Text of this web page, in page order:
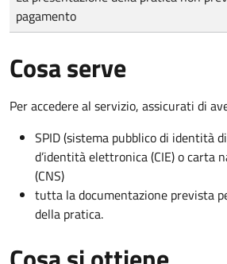
pagamento
Cosa serve
Per accedere al servizio, assicurati di
SPID (sistema pubblico di identità
d’identità elettronica (CIE) o carta
(CNS)
tutta la documentazione prevista
della pratica.